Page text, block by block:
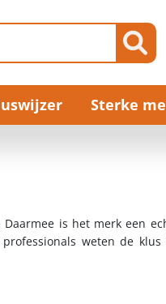
Sterke
is het merk een
weten de